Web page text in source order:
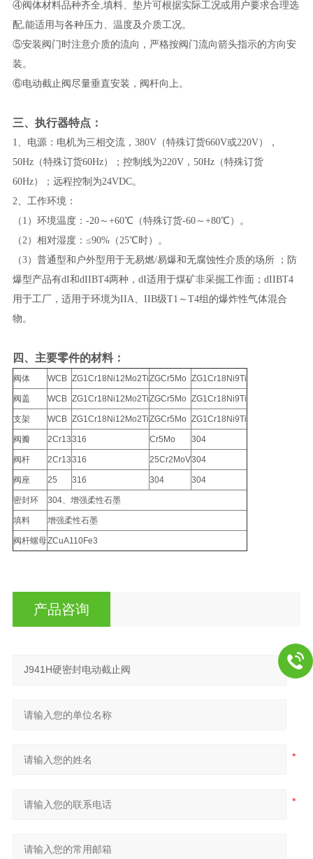
④阀体材料品种齐全,填料、垫片可根据实际工况或用户要求合理选
配,能适用与各种压力、温度及介质工况。
⑤安装阀门时注意介质的流向，严格按阀门流向箭头指示的方向安
装。
⑥电动截止阀尽量垂直安装，阀杆向上。
三、 执行器特点：
1、电源：电机为三相交流，380V（特殊订货660V或220V），
50Hz（特殊订货60Hz）；控制线为220V，50Hz（特殊订货
60Hz）；远程控制为24VDC。
2、工作环境：
（1）环境温度：-20～+60℃（特殊订货-60～+80℃）。
（2）相对湿度：≤90%（25℃时）。
（3）普通型和户外型用于无易燃/易爆和无腐蚀性介质的场所 ；防
爆型产品有dI和dIIBT4两种，dI适用于煤矿非采掘工作面；dIIBT4
用于工厂，适用于环境为IIA、IIB级T1～T4组的爆炸性气体混合
物。
四、主要零件的材料：
阀体 WCB ZG1Cr18Ni12Mo2TiZGCr5Mo ZG1Cr18Ni9Ti
阀盖 WCB ZG1Cr18Ni12Mo2TiZGCr5Mo ZG1Cr18Ni9Ti
支架 WCB ZG1Cr18Ni12Mo2TiZGCr5Mo ZG1Cr18Ni9Ti
阀瓣 2Cr13316 Cr5Mo 304
阀杆 2Cr13316 25Cr2MoV304
阀座 25 316 304 304
密封环 304、增强柔性石墨
填料 增强柔性石墨
阀杆螺母ZCuA110Fe3
产品咨询